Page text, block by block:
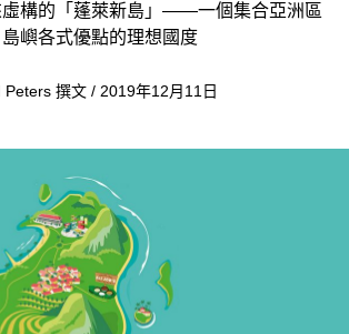
虛構的「蓬萊新島」——一個集合亞洲區
島嶼各式優點的理想國度
Peters 撰文 / 2019年12月11日